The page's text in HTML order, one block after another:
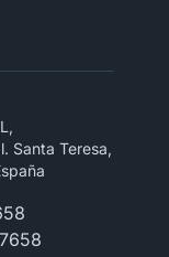
Santa Teresa,